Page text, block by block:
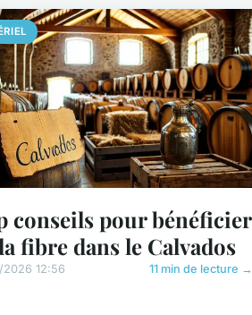
conseils pour bénéficier
fibre dans le Calvados
2026 12:56 11 min de lecture →